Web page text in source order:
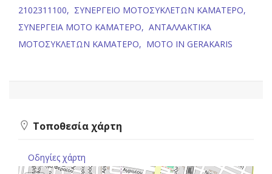
2102311100, ΣΥΝΕΡΓΕΙΟ ΜΟΤΟΣΥΚΛΕΤΩΝ ΚΑΜΑΤΕΡΟ,
ΣΥΝΕΡΓΕΙΑ ΜΟΤΟ ΚΑΜΑΤΕΡΟ, ΑΝΤΑΛΛΑΚΤΙΚΑ
ΜΟΤΟΣΥΚΛΕΤΩΝ ΚΑΜΑΤΕΡΟ, MOTO IN GERAKARIS
Τοποθεσία χάρτη
Οδηγίες χάρτη